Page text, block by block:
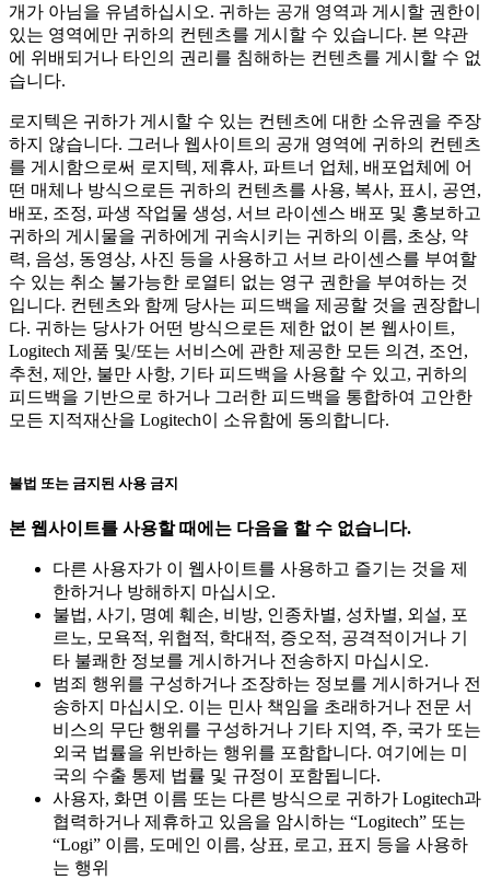
개가 아님을 유념하십시오. 귀하는 공개 영역과 게시할 권한이
있는 영역에만 귀하의 컨텐츠를 게시할 수 있습니다. 본 약관
에 위배되거나 타인의 권리를 침해하는 컨텐츠를 게시할 수 없
습니다.
로지텍은 귀하가 게시할 수 있는 컨텐츠에 대한 소유권을 주장
하지 않습니다. 그러나 웹사이트의 공개 영역에 귀하의 컨텐츠
를 게시함으로써 로지텍, 제휴사, 파트너 업체, 배포업체에 어
떤 매체나 방식으로든 귀하의 컨텐츠를 사용, 복사, 표시, 공연,
배포, 조정, 파생 작업물 생성, 서브 라이센스 배포 및 홍보하고
귀하의 게시물을 귀하에게 귀속시키는 귀하의 이름, 초상, 약
력, 음성, 동영상, 사진 등을 사용하고 서브 라이센스를 부여할
수 있는 취소 불가능한 로열티 없는 영구 권한을 부여하는 것
입니다. 컨텐츠와 함께 당사는 피드백을 제공할 것을 권장합니
다. 귀하는 당사가 어떤 방식으로든 제한 없이 본 웹사이트,
Logitech 제품 및/또는 서비스에 관한 제공한 모든 의견, 조언,
추천, 제안, 불만 사항, 기타 피드백을 사용할 수 있고, 귀하의
피드백을 기반으로 하거나 그러한 피드백을 통합하여 고안한
모든 지적재산을 Logitech이 소유함에 동의합니다.
불법 또는 금지된 사용 금지
본 웹사이트를 사용할 때에는 다음을 할 수 없습니다.
다른 사용자가 이 웹사이트를 사용하고 즐기는 것을 제
한하거나 방해하지 마십시오.
불법, 사기, 명예 훼손, 비방, 인종차별, 성차별, 외설, 포
르노, 모욕적, 위협적, 학대적, 증오적, 공격적이거나 기
타 불쾌한 정보를 게시하거나 전송하지 마십시오.
범죄 행위를 구성하거나 조장하는 정보를 게시하거나 전
송하지 마십시오. 이는 민사 책임을 초래하거나 전문 서
비스의 무단 행위를 구성하거나 기타 지역, 주, 국가 또는
외국 법률을 위반하는 행위를 포함합니다. 여기에는 미
국의 수출 통제 법률 및 규정이 포함됩니다.
사용자, 화면 이름 또는 다른 방식으로 귀하가 Logitech과
협력하거나 제휴하고 있음을 암시하는 “Logitech” 또는
“Logi” 이름, 도메인 이름, 상표, 로고, 표지 등을 사용하
는 행위